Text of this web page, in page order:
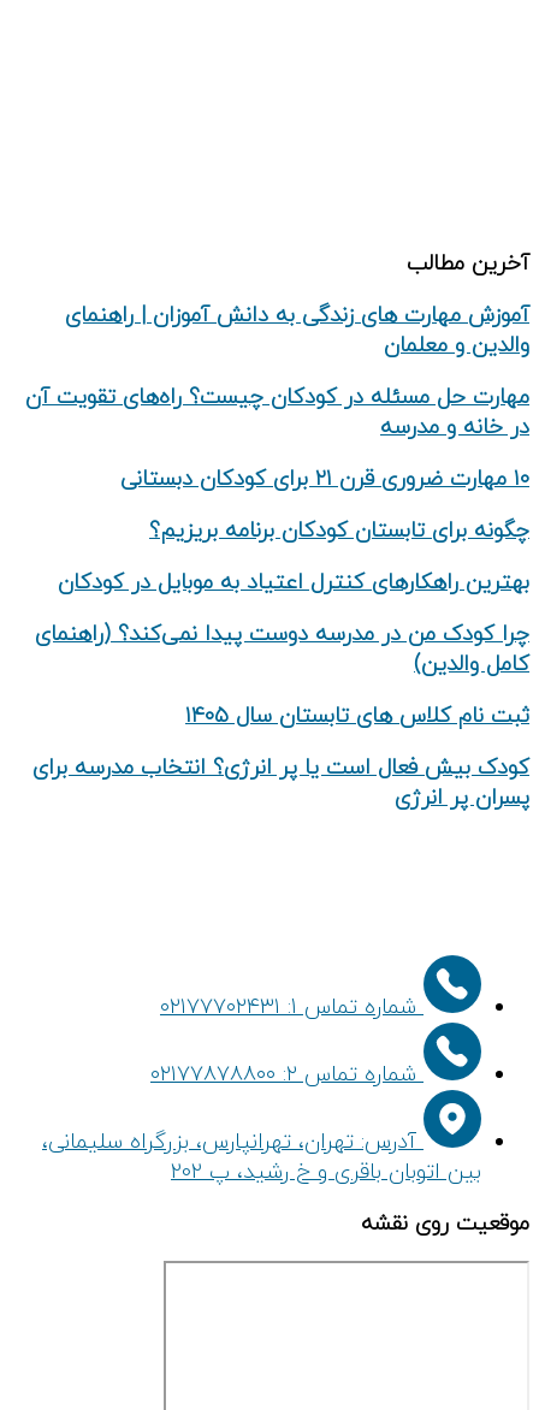
آخرین مطالب
آموزش مهارت های زندگی به دانش‌ آموزان | راهنمای
والدین و معلمان
مهارت حل مسئله در کودکان چیست؟ راه‌های تقویت آن
در خانه و مدرسه
۱۰ مهارت ضروری قرن ۲۱ برای کودکان دبستانی
چگونه برای تابستان کودکان برنامه بریزیم؟
بهترین راهکارهای کنترل اعتیاد به موبایل در کودکان
چرا کودک من در مدرسه دوست پیدا نمی‌کند؟ (راهنمای
کامل والدین)
ثبت نام کلاس های تابستان سال ۱۴۰۵
کودک بیش‌ فعال است یا پر انرژی؟ انتخاب مدرسه برای
پسران پر انرژی
شماره تماس 1: ۰۲۱۷۷۷۰۲۴۳۱
شماره تماس ۲: ۰۲۱۷۷۸۷۸۸۰۰
آدرس: تهران، تهرانپارس، بزرگراه سلیمانی،
بین اتوبان باقری و خ رشید، پ 202
موقعیت روی نقشه